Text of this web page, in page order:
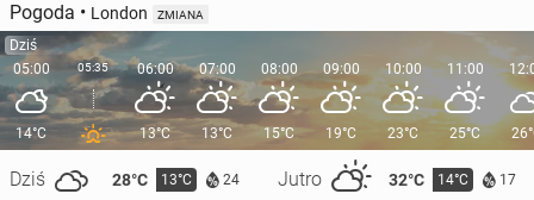
Pogoda • London ZMIANA
Dziś
05:00
14°C
Dziś 28°C 13°C 24 Jutro 32°C 14°C 17
05:35 06:00
13°C
07:00
13°C
08:00
15°C
09:00
19°C
10:00
23°C
11:00
25°C